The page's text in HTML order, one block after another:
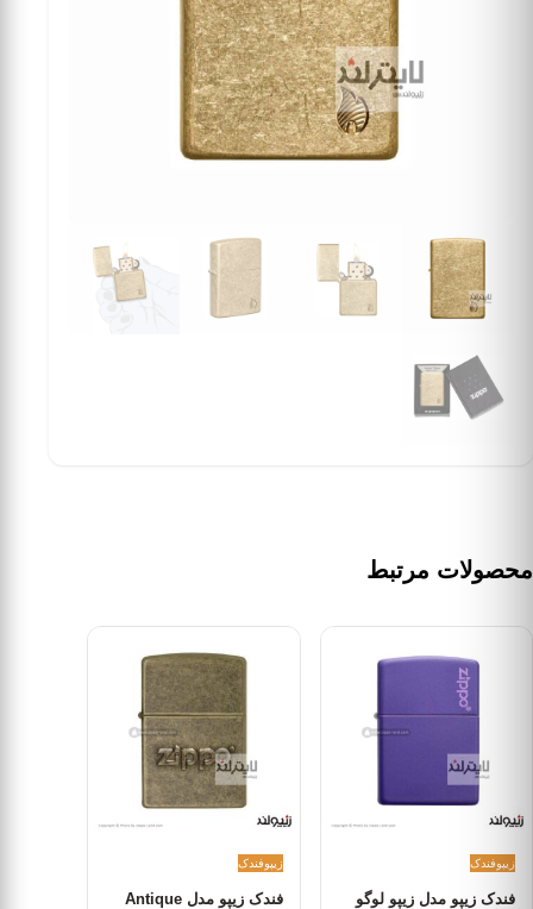
محصولات مرتبط
زیپوفندک
فندک زیپو مدل زیپو لوگو
زیپوفندک
فندک زیپو مدل Antique